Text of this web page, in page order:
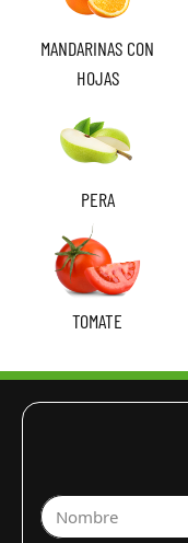
MANDARINAS CON
HOJAS
PERA
TOMATE
Nombre